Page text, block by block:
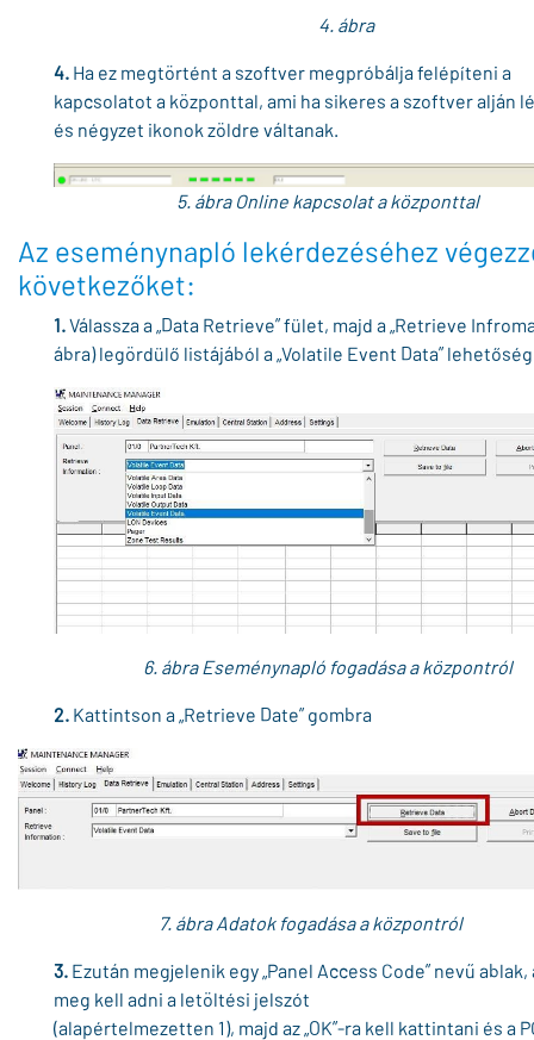
4. ábra
4. Ha ez megtörtént a szoftver megpróbálja felépíteni a
kapcsolatot a központtal, ami ha sikeres a szoftver alján
és négyzet ikonok zöldre váltanak.
5. ábra Online kapcsolat a központtal
Az eseménynapló lekérdezéséhez
következőket:
1.Válassza a „Data Retrieve” fület, majd a „Retrieve
ábra) legördülő listájából a „Volatile Event Data”
6. ábra Eseménynapló fogadása a központról
2. Kattintson a „Retrieve Date” gombra
7. ábra Adatok fogadása a központról
3. Ezután megjelenik egy „Panel Access Code” nevű ablak,
meg kell adni a letöltési jelszót
(alapértelmezetten 1), majd az „OK”-ra kell kattintani és a